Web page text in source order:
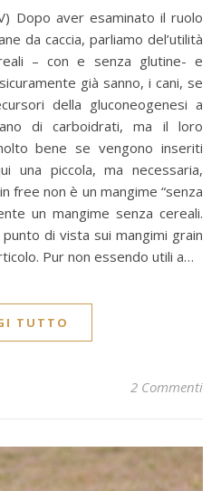
da caccia, parliamo del’utilità
– con e senza glutine- e
già sanno, i cani, se
della gluconeogenesi a
di carboidrati, ma il loro
bene se vengono inseriti
una piccola, ma necessaria,
free non è un mangime “senza
un mangime senza cereali.
di vista sui mangimi grain
Pur non essendo utili a…
TUTTO
2 Commenti